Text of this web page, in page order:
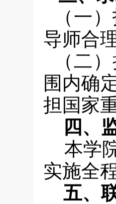
（一
导师合
（二
围内确
担国家
四、
本学
实施全
五、